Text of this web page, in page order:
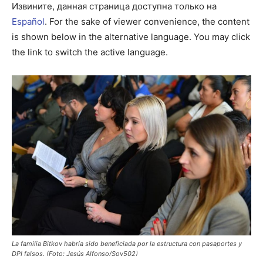
Извините, данная страница доступна только на
Español. For the sake of viewer convenience, the content
is shown below in the alternative language. You may click
the link to switch the active language.
La familia Bitkov habría sido beneficiada por la estructura con pasaportes y
DPI falsos. (Foto: Jesús Alfonso/Soy502)